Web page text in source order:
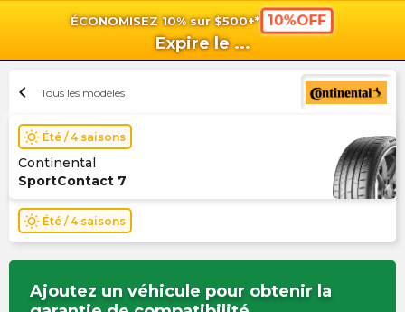
ÉCONOMISEZ 10% sur $500+* 10%OFF
Expire le ...
chevron_left Tous les modèles
wb_sunny Été / 4 saisons
Continental
SportContact 7
wb_sunny Été / 4 saisons
Ajoutez un véhicule pour obtenir la